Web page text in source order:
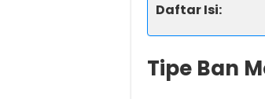
Daftar Isi:
Tipe Ban